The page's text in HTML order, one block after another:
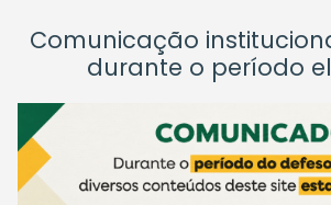
Comunicação
durante o período